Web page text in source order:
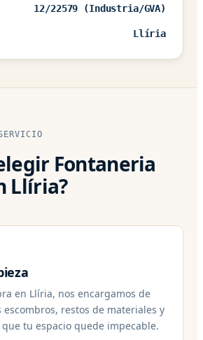
12/22579 (Industria/GVA)
Llíria
Fontaneria
Llíria?
en Llíria, nos encargamos de
restos de materiales y
tu espacio quede impecable.